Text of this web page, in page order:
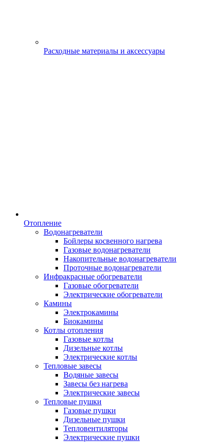
Расходные материалы и аксессуары
Отопление
Водонагреватели
Бойлеры косвенного нагрева
Газовые водонагреватели
Накопительные водонагреватели
Проточные водонагреватели
Инфракрасные обогреватели
Газовые обогреватели
Электрические обогреватели
Камины
Электрокамины
Биокамины
Котлы отопления
Газовые котлы
Дизельные котлы
Электрические котлы
Тепловые завесы
Водяные завесы
Завесы без нагрева
Электрические завесы
Тепловые пушки
Газовые пушки
Дизельные пушки
Тепловентиляторы
Электрические пушки